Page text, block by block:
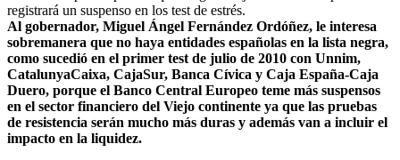
registrará un suspenso en los test de estrés.
Al gobernador, Miguel Ángel Fernández Ordóñez, le interesa
sobremanera que no haya entidades españolas en la lista negra,
como sucedió en el primer test de julio de 2010 con Unnim,
CatalunyaCaixa, CajaSur, Banca Cívica y Caja España-Caja
Duero, porque el Banco Central Europeo teme más suspensos
en el sector financiero del Viejo continente ya que las pruebas
de resistencia serán mucho más duras y además van a incluir el
impacto en la liquidez.